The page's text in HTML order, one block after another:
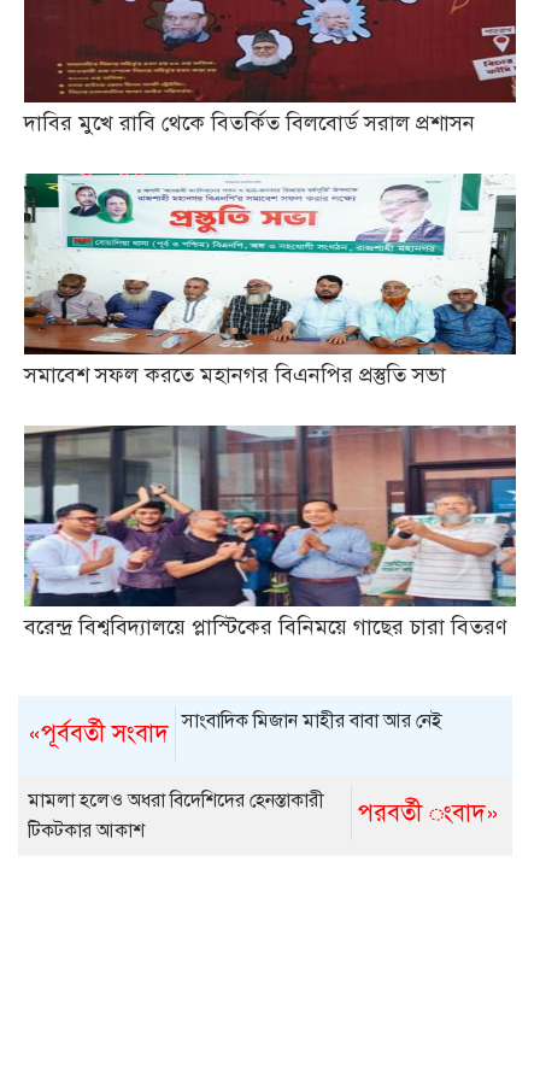
দাবির মুখে রাবি থেকে বিতর্কিত বিলবোর্ড সরাল প্রশাসন
সমাবেশ সফল করতে মহানগর বিএনপির প্রস্তুতি সভা
বরেন্দ্র বিশ্ববিদ্যালয়ে প্লাস্টিকের বিনিময়ে গাছের চারা বিতরণ
«পূর্ববর্তী সংবাদ সাংবাদিক মিজান মাহীর বাবা আর নেই
পরবর্তী ংবাদ»
মামলা হলেও অধরা বিদেশিদের হেনস্তাকারী
টিকটকার আকাশ